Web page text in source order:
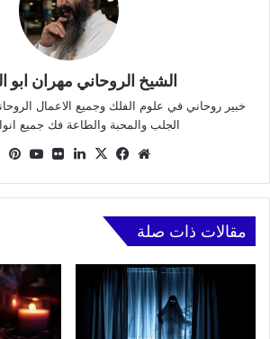
الشيخ الروحاني مهران ابو
خبير روحاني في علوم الفلك وجميع الاعمال
الجلب والمحبة والطاعة فك جميع
موقعفيسبوك
X لينكدإن
صور
فليكر
مقالات ذات صلة